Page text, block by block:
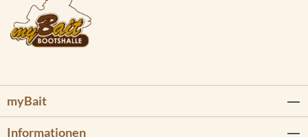
myBait
Informationen